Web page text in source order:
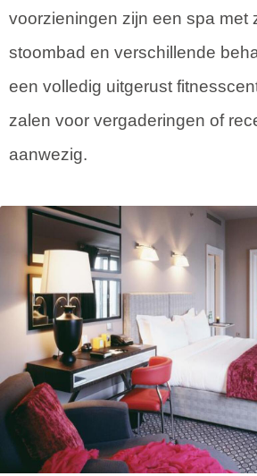
voorzieningen zijn een spa met
stoombad en verschillende
een volledig uitgerust
zalen voor vergaderingen of
aanwezig.